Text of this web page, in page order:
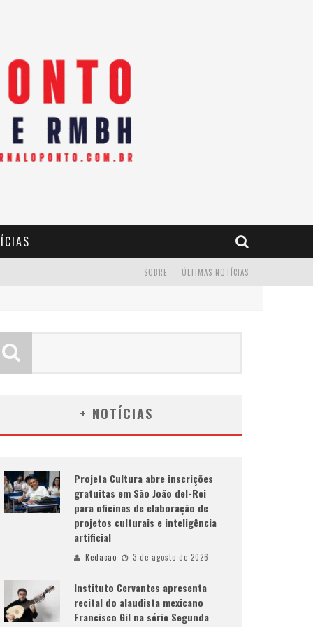
ÚLTIMAS NOTÍCIAS
SOBRE
+ NOTÍCIAS
Projeta Cultura abre inscrições
gratuitas em São João del-Rei
para oficinas de elaboração de
projetos culturais e inteligência
artificial
Redacao 3 de agosto de 2026
Instituto Cervantes apresenta
recital do alaudista mexicano
Francisco Gil na série Segunda